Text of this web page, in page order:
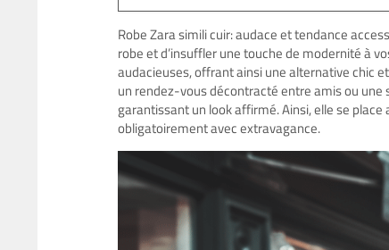
Robe Zara simili cuir: audace et tendance
robe et d’insuffler une touche de modernité à
audacieuses, offrant ainsi une alternative chic
un rendez-vous décontracté entre amis ou une
garantissant un look affirmé. Ainsi, elle se
obligatoirement avec extravagance.